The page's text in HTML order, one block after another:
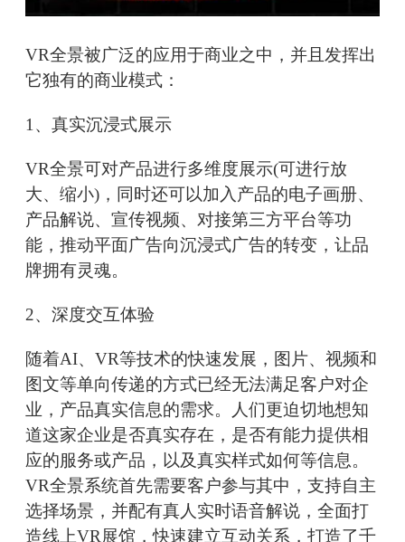
VR全景被广泛的应用于商业之中，并且发挥出
它独有的商业模式：
1、真实沉浸式展示
VR全景可对产品进行多维度展示(可进行放
大、缩小)，同时还可以加入产品的电子画册、
产品解说、宣传视频、对接第三方平台等功
能，推动平面广告向沉浸式广告的转变，让品
牌拥有灵魂。
2、深度交互体验
随着AI、VR等技术的快速发展，图片、视频和
图文等单向传递的方式已经无法满足客户对企
业，产品真实信息的需求。人们更迫切地想知
道这家企业是否真实存在，是否有能力提供相
应的服务或产品，以及真实样式如何等信息。
VR全景系统首先需要客户参与其中，支持自主
选择场景，并配有真人实时语音解说，全面打
造线上VR展馆，快速建立互动关系，打造了千